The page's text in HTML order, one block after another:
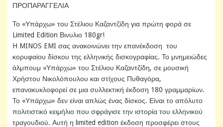
ΠΡΟΠΑΡΑΓΓΕΛΙΑ
Το «Υπάρχω» του Στέλιου Καζαντζίδη για πρώτη φορά σε
Limited Edition Βινυλιο 180gr!
H MINOS EMI σας ανακοινώνει την επανέκδοση του
κορυφαίου δίσκου της ελληνικής δισκογραφίας. Το μνημειώδες
άλμπουμ «Υπάρχω» του Στέλιου Καζαντζίδη, σε μουσική
Χρήστου Νικολόπουλου και στίχους Πυθαγόρα,
επανακυκλοφορεί σε μια συλλεκτική έκδοση 180 γραμμαρίων.
Το «Υπάρχω» δεν είναι απλώς ένας δίσκος. Είναι το απόλυτο
πολιτιστικό κειμήλιο που σφράγισε την ιστορία του ελληνικού
τραγουδιού. Αυτή η limited edition έκδοση προσφέρει στους